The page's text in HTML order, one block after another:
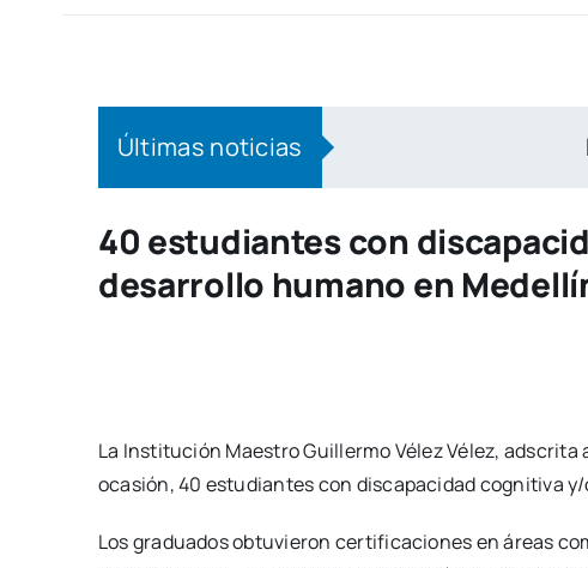
Últimas noticias El Centro
40 estudiantes con
desarrollo humano en
La Institución Maestro Guillermo Vélez Vélez,
ocasión, 40 estudiantes con discapacidad cognitiva
Los graduados obtuvieron certificaciones en áreas